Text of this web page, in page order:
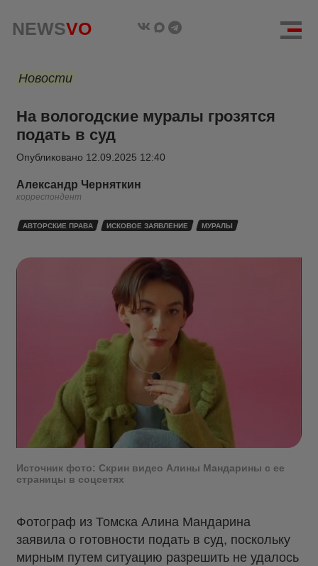
NEWSVO
Новости
На вологодские муралы грозятся
подать в суд
Опубликовано 12.09.2025 12:40
Александр Черняткин
корреспондент
АВТОРСКИЕ ПРАВА ИСКОВОЕ ЗАЯВЛЕНИЕ МУРАЛЫ
Источник фото: Скрин видео Алины Мандарины с ее
страницы в соцсетях
Фотограф из Томска Алина Мандарина
заявила о готовности подать в суд, поскольку
мирным путем ситуацию разрешить не удалось